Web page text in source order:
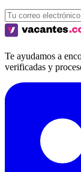
Te ayudamos a
verificadas y